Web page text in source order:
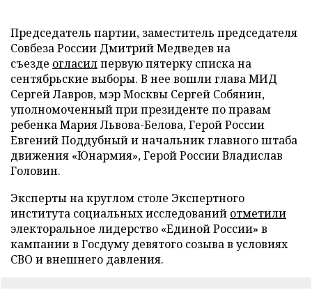
Председатель партии, заместитель председателя
Совбеза России Дмитрий Медведев на
съезде огласилпервую пятерку списка на
сентябрьские выборы. В нее вошли глава МИД
Сергей Лавров, мэр Москвы Сергей Собянин,
уполномоченный при президенте по правам
ребенка Мария Львова-Белова, Герой России
Евгений Поддубный и начальник главного штаба
движения «Юнармия», Герой России Владислав
Головин.
Эксперты на круглом столе Экспертного
института социальных исследований отметили
электоральное лидерство «Единой России» в
кампании в Госдуму девятого созыва в условиях
СВО и внешнего давления.